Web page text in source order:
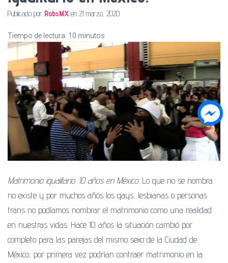
V
E
G
A
C
I
Ó
N
Publicado por RobsMX en 21 marzo, 2020
Tiempo de lectura: 10 minutos
Matrimonio igualitario. 10 años en México. Lo que no se nombra
no existe y por muchos años los gays, lesbianas o personas
trans no podíamos nombrar el matrimonio como una realidad
en nuestras vidas. Hace 10 años la situación cambió por
completo para las parejas del mismo sexo de la Ciudad de
México, por primera vez podrían contraer matrimonio en la